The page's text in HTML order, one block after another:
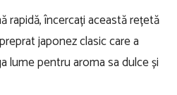
rapidă, încercați această rețetă
japonez clasic care a
lume pentru aroma sa dulce și